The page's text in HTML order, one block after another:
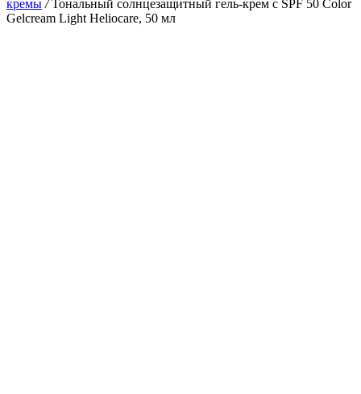
кремы /Тональный солнцезащитный гель-крем с SPF 50 Color
Gelcream Light Heliocare, 50 мл